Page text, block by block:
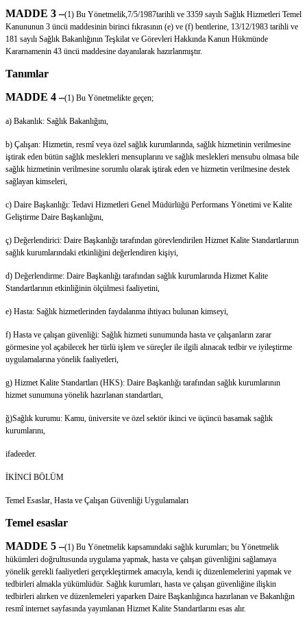
MADDE 3 –(1) Bu Yönetmelik,7/5/1987tarihli ve 3359 sayılı Sağlık Hizmetleri Temel
Kanununun 3 üncü maddesinin birinci fıkrasının (e) ve (f) bentlerine, 13/12/1983 tarihli ve
181 sayılı Sağlık Bakanlığının Teşkilat ve Görevleri Hakkında Kanun Hükmünde
Kararnamenin 43 üncü maddesine dayanılarak hazırlanmıştır.
Tanımlar
MADDE 4 –(1) Bu Yönetmelikte geçen;
a) Bakanlık: Sağlık Bakanlığını,
b) Çalışan: Hizmetin, resmî veya özel sağlık kurumlarında, sağlık hizmetinin verilmesine
iştirak eden bütün sağlık meslekleri mensuplarını ve sağlık meslekleri mensubu olmasa bile
sağlık hizmetinin verilmesine sorumlu olarak iştirak eden ve hizmetin verilmesine destek
sağlayan kimseleri,
c) Daire Başkanlığı: Tedavi Hizmetleri Genel Müdürlüğü Performans Yönetimi ve Kalite
Geliştirme Daire Başkanlığını,
ç) Değerlendirici: Daire Başkanlığı tarafından görevlendirilen Hizmet Kalite Standartlarının
sağlık kurumlarındaki etkinliğini değerlendiren kişiyi,
d) Değerlendirme: Daire Başkanlığı tarafından sağlık kurumlarında Hizmet Kalite
Standartlarının etkinliğinin ölçülmesi faaliyetini,
e) Hasta: Sağlık hizmetlerinden faydalanma ihtiyacı bulunan kimseyi,
f) Hasta ve çalışan güvenliği: Sağlık hizmeti sunumunda hasta ve çalışanların zarar
görmesine yol açabilecek her türlü işlem ve süreçler ile ilgili alınacak tedbir ve iyileştirme
uygulamalarına yönelik faaliyetleri,
g) Hizmet Kalite Standartları (HKS): Daire Başkanlığı tarafından sağlık kurumlarının
hizmet sunumuna yönelik hazırlanan standartları,
ğ)Sağlık kurumu: Kamu, üniversite ve özel sektör ikinci ve üçüncü basamak sağlık
kurumlarını,
ifadeeder.
İKİNCİ BÖLÜM
Temel Esaslar, Hasta ve Çalışan Güvenliği Uygulamaları
Temel esaslar
MADDE 5 –(1) Bu Yönetmelik kapsamındaki sağlık kurumları; bu Yönetmelik
hükümleri doğrultusunda uygulama yapmak, hasta ve çalışan güvenliğini sağlamaya
yönelik gerekli faaliyetleri gerçekleştirmek amacıyla, kendi iç düzenlemelerini yapmak ve
tedbirleri almakla yükümlüdür. Sağlık kurumları, hasta ve çalışan güvenliğine ilişkin
tedbirleri alırken ve düzenlemeleri yaparken Daire Başkanlığınca hazırlanan ve Bakanlığın
resmî internet sayfasında yayımlanan Hizmet Kalite Standartlarını esas alır.